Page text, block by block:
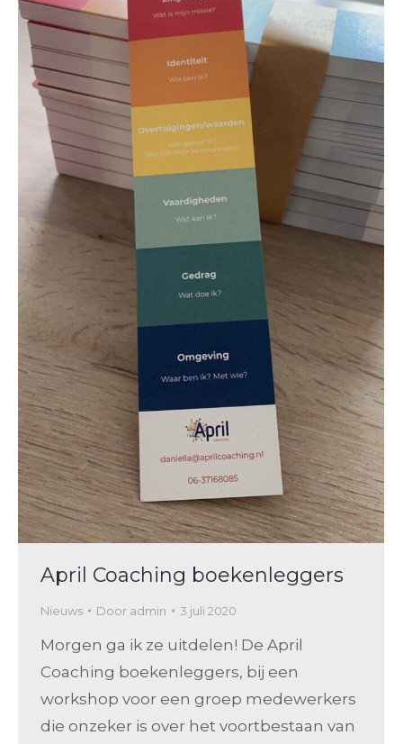
April Coaching boekenleggers
Nieuws Door admin 3 juli 2020
Morgen ga ik ze uitdelen! De April
Coaching boekenleggers, bij een
workshop voor een groep medewerkers
die onzeker is over het voortbestaan van